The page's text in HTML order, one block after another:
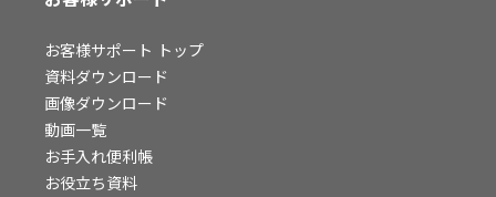
お客様サポート トップ
資料ダウンロード
画像ダウンロード
動画一覧
お手入れ便利帳
お役立ち資料